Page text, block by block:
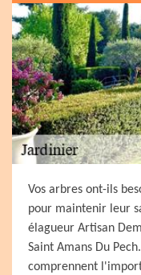
Vos arbres ont-ils
pour maintenir leur
élagueur Artisan
Saint Amans Du
comprennent